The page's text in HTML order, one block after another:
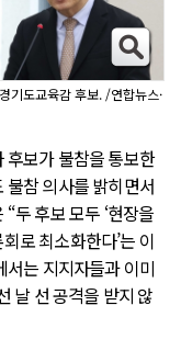
기도교육감 후보. /연합뉴스·
후보가 불참을 통보한
참 의사를 밝히면서
두 후보 모두 ‘현장을
로 최소화한다’는 이
는 지지자들과 이미
날 선 공격을 받지 않